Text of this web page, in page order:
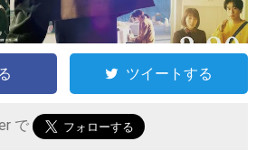
ツイートする
で